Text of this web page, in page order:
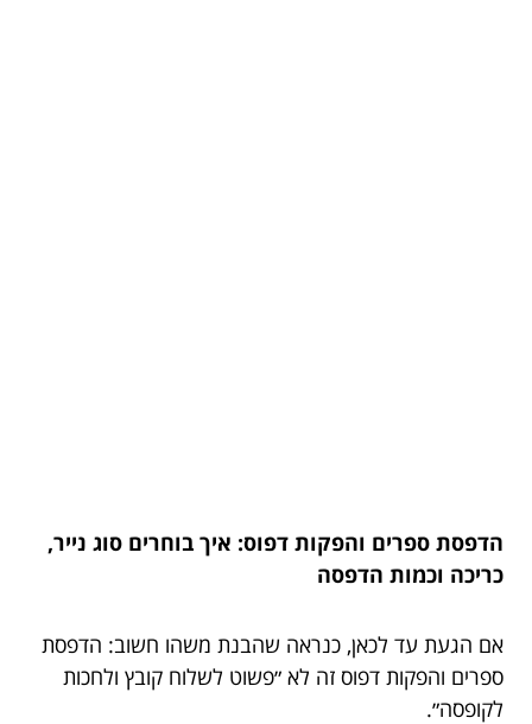
הדפסת ספרים והפקות דפוס: איך בוחרים סוג נייר,
כריכה וכמות הדפסה
אם הגעת עד לכאן, כנראה שהבנת משהו חשוב: הדפסת
ספרים והפקות דפוס זה לא ״פשוט לשלוח קובץ ולחכות
לקופסה״.